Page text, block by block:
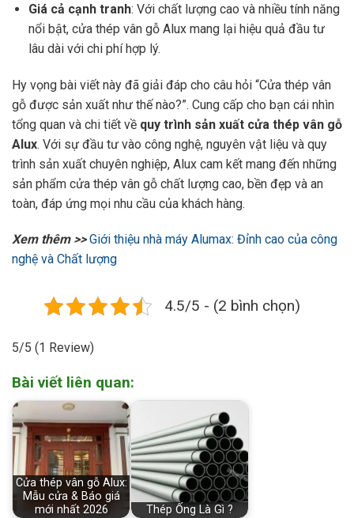
Giá cả cạnh tranh: Với chất lượng cao và nhiều tính năng
nổi bật, cửa thép vân gỗ Alux mang lại hiệu quả đầu tư
lâu dài với chi phí hợp lý.
Hy vọng bài viết này đã giải đáp cho câu hỏi “Cửa thép vân
gỗ được sản xuất như thế nào?”. Cung cấp cho bạn cái nhìn
tổng quan và chi tiết về quy trình sản xuất cửa thép vân gỗ
Alux. Với sự đầu tư vào công nghệ, nguyên vật liệu và quy
trình sản xuất chuyên nghiệp, Alux cam kết mang đến những
sản phẩm cửa thép vân gỗ chất lượng cao, bền đẹp và an
toàn, đáp ứng mọi nhu cầu của khách hàng.
Xem thêm >>Giới thiệu nhà máy Alumax: Đỉnh cao của công
nghệ và Chất lượng
4.5/5 - (2 bình chọn)
5/5 (1 Review)
Bài viết liên quan:
Cửa thép vân gỗ Alux:
Mẫu cửa & Báo giá
mới nhất 2026
Thép Ống Là Gì ?